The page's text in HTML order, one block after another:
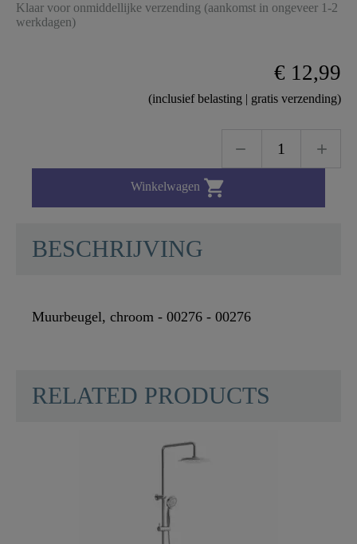
Klaar voor onmiddellijke verzending (aankomst in ongeveer 1-2
werkdagen)
€ 12,99
(inclusief belasting | gratis verzending)
Winkelwagen 
BESCHRIJVING
Muurbeugel, chroom - 00276 - 00276
RELATED PRODUCTS